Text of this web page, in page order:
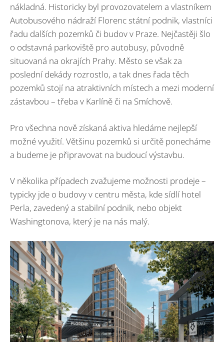
nákladná. Historicky byl provozovatelem a vlastníkem
Autobusového nádraží Florenc státní podnik, vlastníci
řadu dalších pozemků či budov v Praze. Nejčastěji šlo
o odstavná parkoviště pro autobusy, původně
situovaná na okrajích Prahy. Město se však za
poslední dekády rozrostlo, a tak dnes řada těch
pozemků stojí na atraktivních místech a mezi moderní
zástavbou – třeba v Karlíně či na Smíchově.
Pro všechna nově získaná aktiva hledáme nejlepší
možné využití. Většinu pozemků si určitě ponecháme
a budeme je připravovat na budoucí výstavbu.
V několika případech zvažujeme možnosti prodeje –
typicky jde o budovy v centru města, kde sídlí hotel
Perla, zavedený a stabilní podnik, nebo objekt
Washingtonova, který je na nás malý.